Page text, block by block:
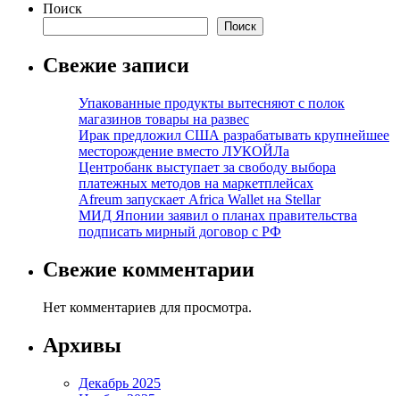
Поиск
Поиск
Свежие записи
Упакованные продукты вытесняют с полок
магазинов товары на развес
Ирак предложил США разрабатывать крупнейшее
месторождение вместо ЛУКОЙЛа
Центробанк выступает за свободу выбора
платежных методов на маркетплейсах
Afreum запускает Africa Wallet на Stellar
МИД Японии заявил о планах правительства
подписать мирный договор с РФ
Свежие комментарии
Нет комментариев для просмотра.
Архивы
Декабрь 2025